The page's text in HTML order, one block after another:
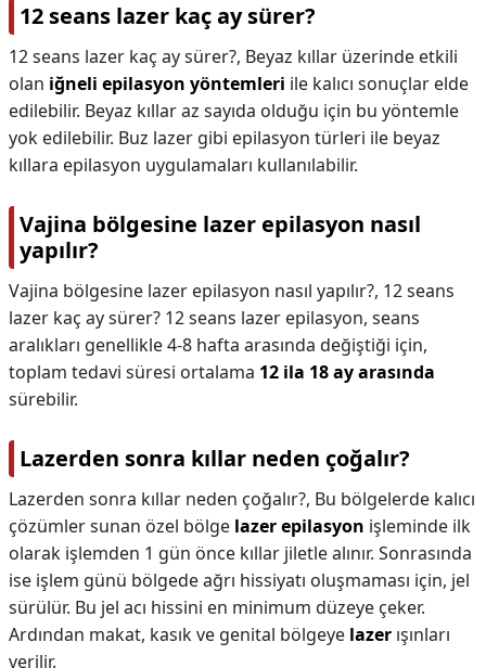
12 seans lazer kaç ay sürer?
12 seans lazer kaç ay sürer?, Beyaz kıllar üzerinde etkili
olan iğneli epilasyon yöntemleri ile kalıcı sonuçlar elde
edilebilir. Beyaz kıllar az sayıda olduğu için bu yöntemle
yok edilebilir. Buz lazer gibi epilasyon türleri ile beyaz
kıllara epilasyon uygulamaları kullanılabilir.
Vajina bölgesine lazer epilasyon nasıl
yapılır?
Vajina bölgesine lazer epilasyon nasıl yapılır?, 12 seans
lazer kaç ay sürer? 12 seans lazer epilasyon, seans
aralıkları genellikle 4-8 hafta arasında değiştiği için,
toplam tedavi süresi ortalama 12 ila 18 ay arasında
sürebilir.
Lazerden sonra kıllar neden çoğalır?
Lazerden sonra kıllar neden çoğalır?, Bu bölgelerde kalıcı
çözümler sunan özel bölge lazer epilasyon işleminde ilk
olarak işlemden 1 gün önce kıllar jiletle alınır. Sonrasında
ise işlem günü bölgede ağrı hissiyatı oluşmaması için, jel
sürülür. Bu jel acı hissini en minimum düzeye çeker.
Ardından makat, kasık ve genital bölgeye lazer ışınları
verilir.